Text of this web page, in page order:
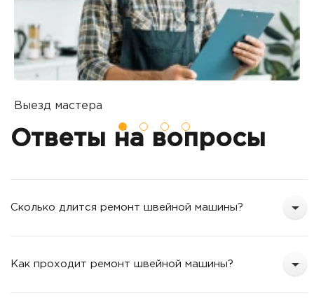
Выезд мастера
Вы оставляете заявку на ремонт
Ответы на вопросы
Сколько длится ремонт швейной машины?
Как проходит ремонт швейной машины?